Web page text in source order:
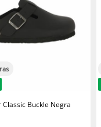
Buckle Negra